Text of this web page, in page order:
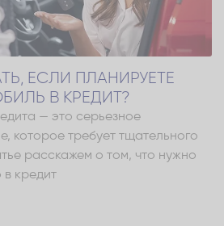
ЕСЛИ ПЛАНИРУЕТЕ
В КРЕДИТ?
— это серьезное
которое требует тщательного
расскажем о том, что нужно
в кредит